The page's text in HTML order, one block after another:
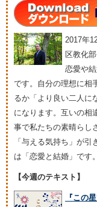
2017年
区教化部
恋愛や
です。自分の理想に相
るか「より良い二人に
になります。互いの相
事で私たちの素晴らし
「与える気持ち」が
は「恋愛と結婚」です。
【今週のテキスト】
『この